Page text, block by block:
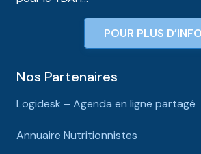
POUR PLUS D’INFO
Nos Partenaires
Logidesk – Agenda en ligne partagé
Annuaire Nutritionnistes